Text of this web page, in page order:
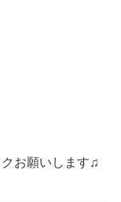
お願いします♫